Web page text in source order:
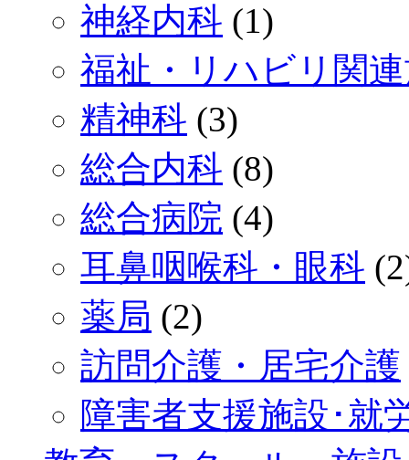
神経内科 (1)
福祉・リハビリ関
精神科 (3)
総合内科 (8)
総合病院 (4)
耳鼻咽喉科・眼科
薬局 (2)
訪問介護・居宅介護
障害者支援施設･就